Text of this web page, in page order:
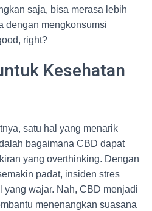
saja, bisa merasa lebih
dengan mengkonsumsi
right?
Kesehatan
satu hal yang menarik
bagaimana CBD dapat
yang overthinking. Dengan
padat, insiden stres
yang wajar. Nah, CBD menjadi
menenangkan suasana